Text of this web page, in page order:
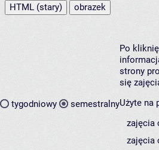
HTML (stary)
obrazek
tygodniowy semestralny
Po
strony
się
Użyte na
zajęcia
zajęcia